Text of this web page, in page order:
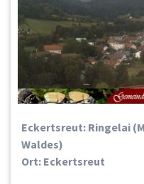
Eckertsreut: Ringelai
Waldes)
Ort: Eckertsreut